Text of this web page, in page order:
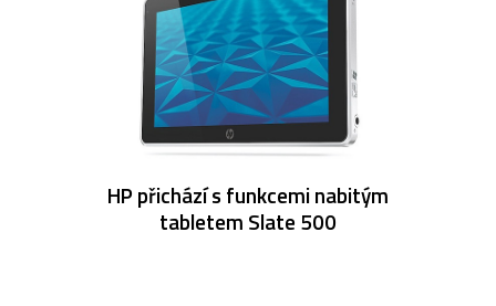
HP přichází s funkcemi nabitým
tabletem Slate 500